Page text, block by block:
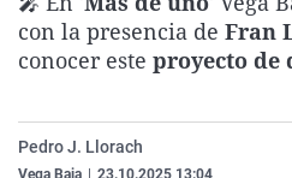
con la presencia de Fran
conocer este proyecto
Pedro J. Llorach
Vega Baja 23.10.2025 13:04